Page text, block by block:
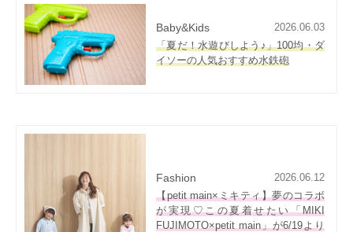
Baby&Kids
2026.06.03
「夏だ！水遊びしよう♪」100均・ダ
イソーの人気おすすめ水鉄砲
Fashion
2026.06.12
【petit main×ミキティ】夢のコラボ
が実現♡この夏着せたい「MIKI
FUJIMOTO×petit main」が6/19より